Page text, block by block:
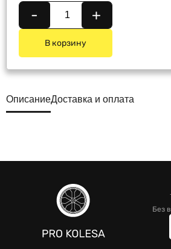
- +
В корзину
ОписаниеДоставка и оплата
Без